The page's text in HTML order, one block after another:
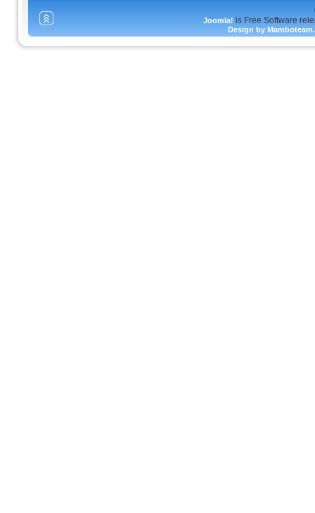
Joomla! is Free Software
Design by